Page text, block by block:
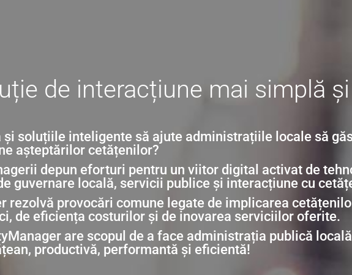
de interacțiune mai simplă
și soluțiile inteligente să ajute administrațiile locale să
așteptărilor cetățenilor?
depun eforturi pentru un viitor digital activat de
guvernare locală, servicii publice și interacțiune cu
rezolvă provocări comune legate de implicarea
de eficiența costurilor și de inovarea serviciilor oferite.
are scopul de a face administrația publică
productivă, performantă și eficientă!